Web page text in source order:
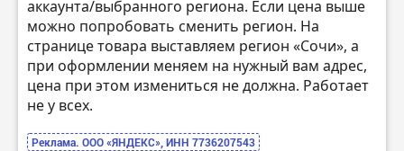
аккаунта/выбранного региона. Если цена выше
можно попробовать сменить регион. На
странице товара выставляем регион «Сочи», а
при оформлении меняем на нужный вам адрес,
цена при этом измениться не должна. Работает
не у всех.
Реклама. ООО «ЯНДЕКС», ИНН 7736207543